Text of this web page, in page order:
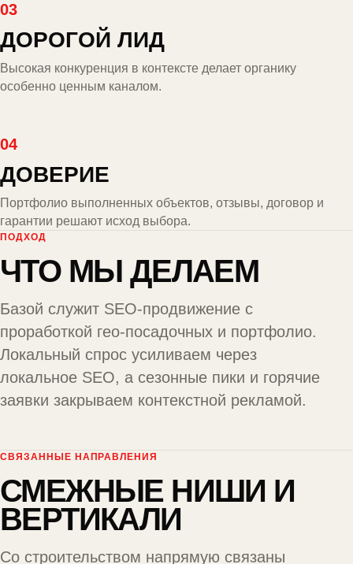
03
ДОРОГОЙ ЛИД
Высокая конкуренция в контексте делает органику
особенно ценным каналом.
04
ДОВЕРИЕ
Портфолио выполненных объектов, отзывы, договор и
гарантии решают исход выбора.
ПОДХОД
ЧТО МЫ ДЕЛАЕМ
Базой служит SEO-продвижение с
проработкой гео-посадочных и портфолио.
Локальный спрос усиливаем через
локальное SEO, а сезонные пики и горячие
заявки закрываем контекстной рекламой.
СВЯЗАННЫЕ НАПРАВЛЕНИЯ
СМЕЖНЫЕ НИШИ И
ВЕРТИКАЛИ
Со строительством напрямую связаны